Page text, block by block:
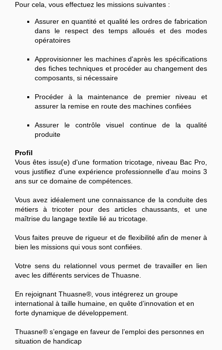
Pour cela, vous effectuez les missions suivantes :
Assurer en quantité et qualité les ordres de fabrication
dans le respect des temps alloués et des modes
opératoires
Approvisionner les machines d'après les spécifications
des fiches techniques et procéder au changement des
composants, si nécessaire
Procéder à la maintenance de premier niveau et
assurer la remise en route des machines confiées
Assurer le contrôle visuel continue de la qualité
produite
Profil
Vous êtes issu(e) d'une formation tricotage, niveau Bac Pro,
vous justifiez d'une expérience professionnelle d'au moins 3
ans sur ce domaine de compétences.
Vous avez idéalement une connaissance de la conduite des
métiers à tricoter pour des articles chaussants, et une
maîtrise du langage textile lié au tricotage.
Vous faites preuve de rigueur et de flexibilité afin de mener à
bien les missions qui vous sont confiées.
Votre sens du relationnel vous permet de travailler en lien
avec les différents services de Thuasne.
En rejoignant Thuasne®, vous intégrerez un groupe
international à taille humaine, en quête d’innovation et en
forte dynamique de développement.
Thuasne® s’engage en faveur de l’emploi des personnes en
situation de handicap